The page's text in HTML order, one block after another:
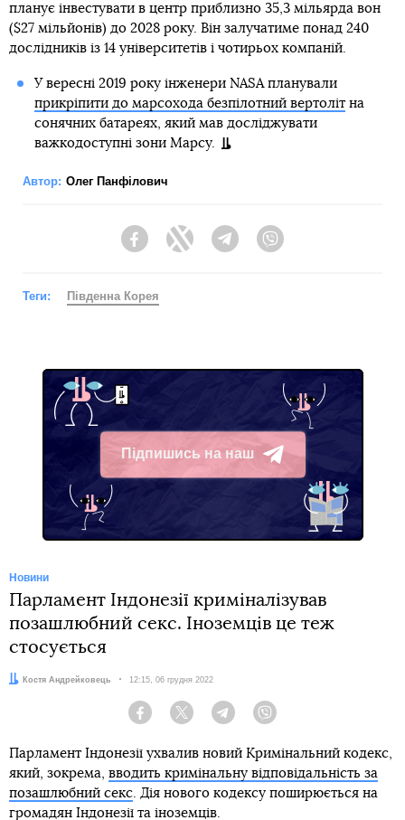
планує інвестувати в центр приблизно 35,3 мільярда вон
($27 мільйонів) до 2028 року. Він залучатиме понад 240
дослідників із 14 університетів і чотирьох компаній.
У вересні 2019 року інженери NASA планували
прикріпити до марсохода безпілотний вертолітна
сонячних батареях, який мав досліджувати
важкодоступні зони Марсу.
Автор: Олег Панфілович
FacebookTwitter Telegram
Теги: Південна Корея
Підпишись на наш
Telegram
Новини
Парламент Індонезії криміналізував
позашлюбний секс. Іноземців це теж
стосується
Автор:Костя Андрейковець Дата:
12:15, 06 грудня 2022
Facebook Twitter Telegram
Парламент Індонезії ухвалив новий Кримінальний кодекс,
який, зокрема, вводить кримінальну відповідальність за
позашлюбний секс . Дія нового кодексу поширюється на
громадян Індонезії та іноземців.